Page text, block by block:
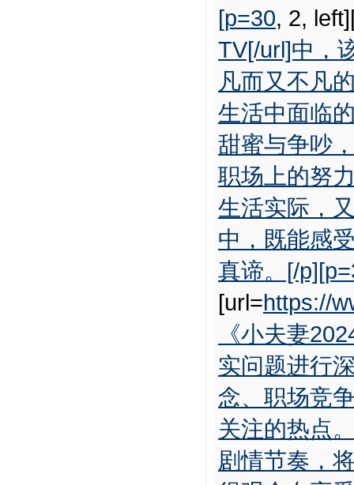
[p=30, 2,
TV[/url]中，
凡而又不凡
生活中面临
甜蜜与争吵
职场上的努
生活实际，
中，既能感
真谛。[/
[url=https://
《小夫妻
实问题进行
念、职场竞
关注的热点
剧情节奏，